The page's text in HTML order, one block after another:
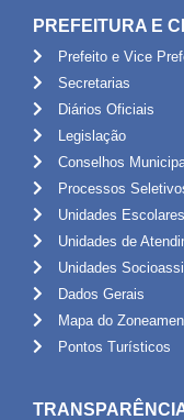
PREFEITURA E
Prefeito e Vice
Secretarias
Diários Oficiais
Legislação
Conselhos
Processos
Unidades Escolares
Unidades de
Unidades
Dados Gerais
Mapa do
Pontos Turísticos